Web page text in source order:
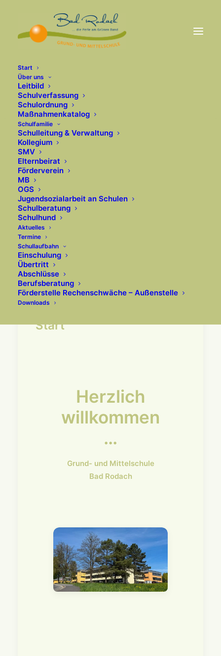
Start
Über uns
Leitbild
Schulverfassung
Schulordnung
Maßnahmenkatalog
Schulfamilie
Schulleitung & Verwaltung
Kollegium
SMV
Elternbeirat
Förderverein
MB
OGS
Jugendsozialarbeit an Schulen
Schulberatung
Schulhund
Aktuelles
Termine
Schullaufbahn
Einschulung
Übertritt
Abschlüsse
Berufsberatung
Förderstelle Rechenschwäche – Außenstelle
Downloads
Start
Herzlich
willkommen
…
Grund- und Mittelschule
Bad Rodach